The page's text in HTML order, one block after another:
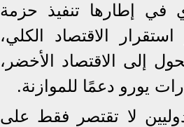
في إطارها تنفيذ حزمة
الاقتصاد الكلي،
إلى الاقتصاد الأخضر،
لا تقتصر فقط على